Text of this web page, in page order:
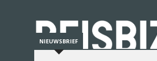
NIEUWSBRIEF